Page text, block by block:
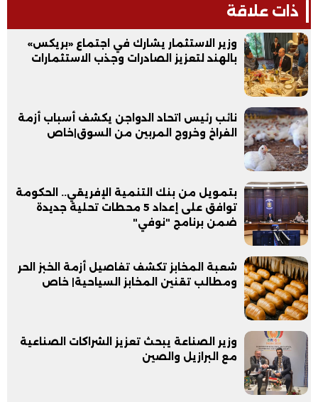
ذات علاقة
وزير الاستثمار يشارك في اجتماع «بريكس»
بالهند لتعزيز الصادرات وجذب الاستثمارات
نائب رئيس اتحاد الدواجن يكشف أسباب أزمة
الفراخ وخروج المربين من السوق|خاص
بتمويل من بنك التنمية الإفريقي.. الحكومة
توافق على إعداد 5 محطات تحلية جديدة
ضمن برنامج "نوفي"
شعبة المخابز تكشف تفاصيل أزمة الخبز الحر
ومطالب تقنين المخابز السياحية| خاص
وزير الصناعة يبحث تعزيز الشراكات الصناعية
مع البرازيل والصين